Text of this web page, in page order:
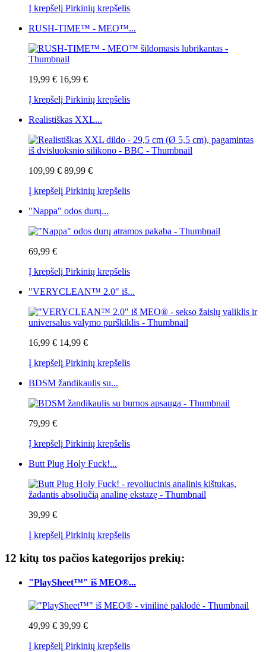
Į krepšelį Pirkinių krepšelis
RUSH-TIME™ - MEO™...
19,99 € 16,99 €
Į krepšelį Pirkinių krepšelis
Realistiškas XXL...
109,99 € 89,99 €
Į krepšelį Pirkinių krepšelis
"Nappa" odos durų...
69,99 €
Į krepšelį Pirkinių krepšelis
"VERYCLEAN™ 2.0" iš...
16,99 € 14,99 €
Į krepšelį Pirkinių krepšelis
BDSM žandikaulis su...
79,99 €
Į krepšelį Pirkinių krepšelis
Butt Plug Holy Fuck!...
39,99 €
Į krepšelį Pirkinių krepšelis
12 kitų tos pačios kategorijos prekių:
"PlaySheet™" iš MEO®...
49,99 € 39,99 €
Į krepšelį Pirkinių krepšelis